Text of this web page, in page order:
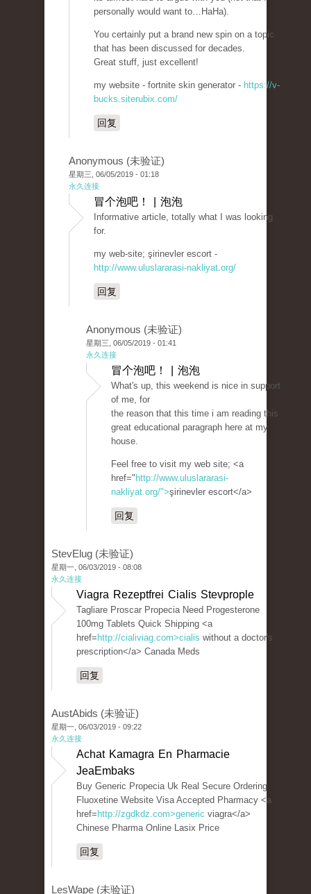
personally would want to…HaHa).
You certainly put a brand new spin on a topic
that has been discussed for decades.
Great stuff, just excellent!
my website - fortnite skin generator - https://v-
bucks.siterubix.com/
回复
Anonymous (未验证)
星期三, 06/05/2019 - 01:18
永久连接
冒个泡吧！ | 泡泡
Informative article, totally what I was looking
for.
my web-site; şirinevler escort -
http://www.uluslararasi-nakliyat.org/
回复
Anonymous (未验证)
星期三, 06/05/2019 - 01:41
永久连接
冒个泡吧！ | 泡泡
What's up, this weekend is nice in support
of me, for
the reason that this time i am reading this
great educational paragraph here at my
house.
Feel free to visit my web site; <a
href=" http://www.uluslararasi-
nakliyat.org/">şirinevler escort</a>
回复
StevElug (未验证)
星期一, 06/03/2019 - 08:08
永久连接
Viagra Rezeptfrei Cialis Stevprople
Tagliare Proscar Propecia Need Progesterone
100mg Tablets Quick Shipping <a
href= http://cialiviag.com>cialis without a doctor's
prescription</a> Canada Meds
回复
AustAbids (未验证)
星期一, 06/03/2019 - 09:22
永久连接
Achat Kamagra En Pharmacie
JeaEmbaks
Buy Generic Propecia Uk Real Secure Ordering
Fluoxetine Website Visa Accepted Pharmacy <a
href= http://zgdkdz.com>generic viagra</a>
Chinese Pharma Online Lasix Price
回复
LesWape (未验证)